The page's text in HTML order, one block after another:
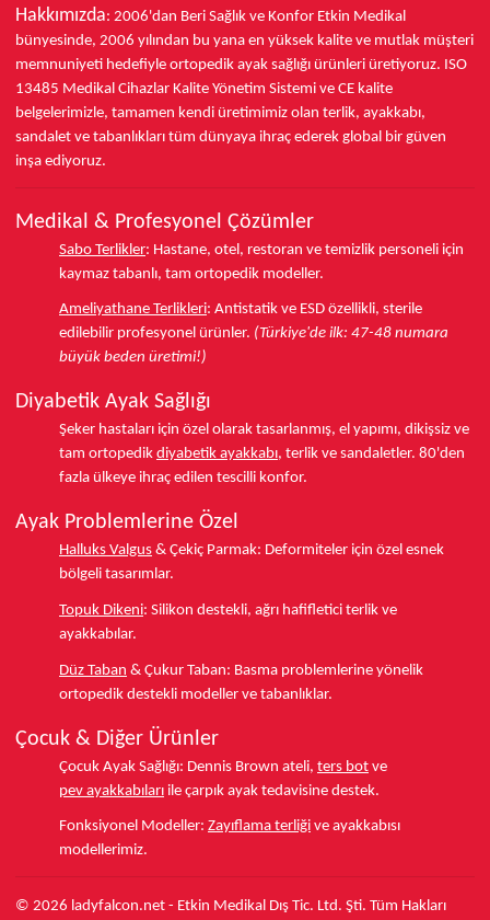
Hakkımızda: 2006'dan Beri Sağlık ve Konfor Etkin Medikal
bünyesinde, 2006 yılından bu yana en yüksek kalite ve mutlak müşteri
memnuniyeti hedefiyle ortopedik ayak sağlığı ürünleri üretiyoruz. ISO
13485 Medikal Cihazlar Kalite Yönetim Sistemi ve CE kalite
belgelerimizle, tamamen kendi üretimimiz olan terlik, ayakkabı,
sandalet ve tabanlıkları tüm dünyaya ihraç ederek global bir güven
inşa ediyoruz.
Medikal & Profesyonel Çözümler
Sabo Terlikler: Hastane, otel, restoran ve temizlik personeli için
kaymaz tabanlı, tam ortopedik modeller.
Ameliyathane Terlikleri: Antistatik ve ESD özellikli, sterile
edilebilir profesyonel ürünler. (Türkiye'de ilk: 47-48 numara
büyük beden üretimi!)
Diyabetik Ayak Sağlığı
Şeker hastaları için özel olarak tasarlanmış, el yapımı, dikişsiz ve
tam ortopedik diyabetik ayakkabı, terlik ve sandaletler. 80'den
fazla ülkeye ihraç edilen tescilli konfor.
Ayak Problemlerine Özel
Halluks Valgus & Çekiç Parmak: Deformiteler için özel esnek
bölgeli tasarımlar.
Topuk Dikeni: Silikon destekli, ağrı hafifletici terlik ve
ayakkabılar.
Düz Taban & Çukur Taban: Basma problemlerine yönelik
ortopedik destekli modeller ve tabanlıklar.
Çocuk & Diğer Ürünler
Çocuk Ayak Sağlığı: Dennis Brown ateli, ters bot ve
pev ayakkabıları ile çarpık ayak tedavisine destek.
Fonksiyonel Modeller: Zayıflama terliği ve ayakkabısı
modellerimiz.
© 2026 ladyfalcon.net - Etkin Medikal Dış Tic. Ltd. Şti. Tüm Hakları